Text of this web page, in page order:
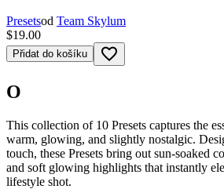
Presetsod Team Skylum
$19.00
Přidat do košíku favorite_border
O
This collection of 10 Presets captures the
warm, glowing, and slightly nostalgic.
touch, these Presets bring out sun-soaked
and soft glowing highlights that instantly
lifestyle shot.